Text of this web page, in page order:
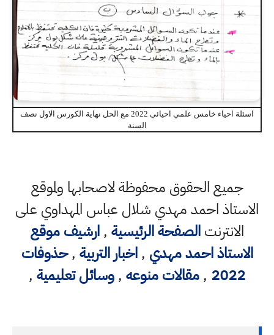
اسئلة احياء خامس علمي احيائي 2022 مع الحل نهاية الكورس الاول نصف
السنة
جميع الحقوق محفوظة لاصحابها ولموقع
الاستاذ احمد مهدي شلال عباس المهداوي على
الانترنتالصفحة الرئيسية ,ارشيف موقع
الاستاذ احمد مهدي ,اخبار التربية ,حذوفات
2022
,مقالات منوعه ,وسائل تعليمية ,